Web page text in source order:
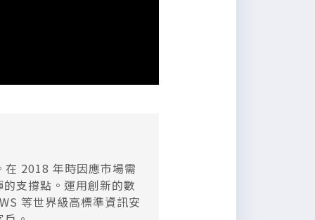
2018 年時因應市場需
支撐點。運用創新的數
等世界級高標準資訊安